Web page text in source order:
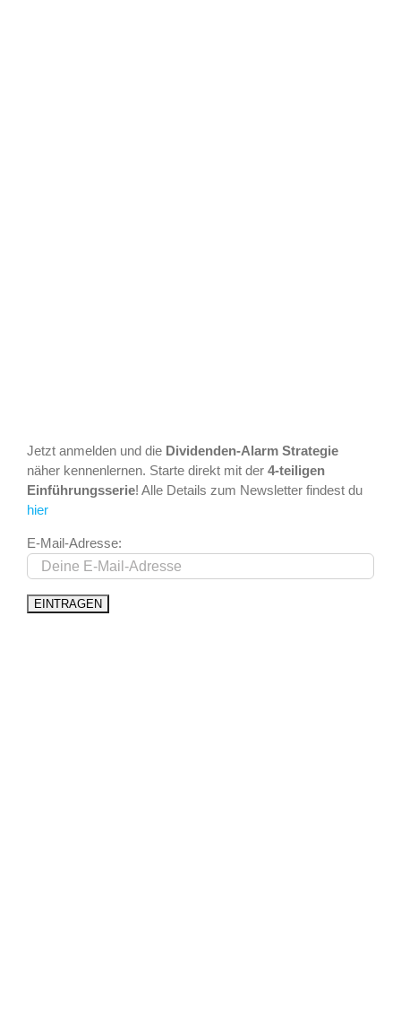
Jetzt anmelden und die Dividenden-Alarm Strategie
näher kennenlernen. Starte direkt mit der 4-teiligen
Einführungsserie! Alle Details zum Newsletter findest du
hier
E-Mail-Adresse: